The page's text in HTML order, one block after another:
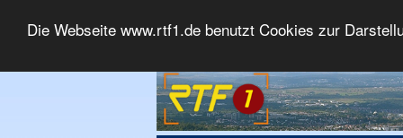
Die Webseite www.rtf1.de benutzt Cookies zur